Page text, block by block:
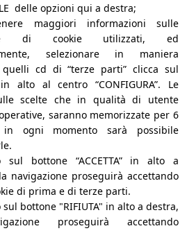
| Credits by
POLICY
WHISTLEBLOWING
delle opzioni qui a destra;
maggiori informazioni sulle
di cookie utilizzati, ed
selezionare in maniera
quelli cd di “terze parti” clicca sul
alto al centro “CONFIGURA”. Le
scelte che in qualità di utente
saranno memorizzate per 6
ogni momento sarà possibile
sul bottone “ACCETTA” in alto a
navigazione proseguirà accettando
di prima e di terze parti.
bottone "RIFIUTA" in alto a destra,
proseguirà accettando